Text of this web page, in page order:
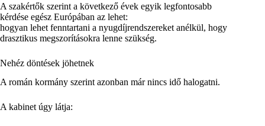
A szakértők szerint a következő évek egyik legfontosabb
kérdése egész Európában az lehet:
hogyan lehet fenntartani a nyugdíjrendszereket anélkül, hogy
drasztikus megszorításokra lenne szükség.
Nehéz döntések jöhetnek
A román kormány szerint azonban már nincs idő halogatni.
A kabinet úgy látja: